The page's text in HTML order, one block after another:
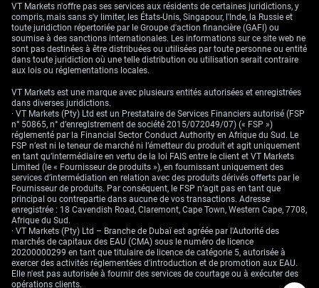
intervention. Dans ce contexte, des stratégies telles que les bull call
spreads peuvent s’avérer attrayantes, car elles réduisent le coût initial
des options tout en permettant de profiter d’une poursuite de la
progression, régulière et graduelle. Vendre des puts ou des calls non
couverts est extrêmement risqué dans cet environnement.
VT Markets n'offre pas ses services aux résidents de certaines juridictions, y
compris, mais sans s'y limiter, les États-Unis, Singapour, l'Inde, la Russie et
toute juridiction répertoriée par le Groupe d'action financière (GAFI) ou
soumise à des sanctions internationales. Les informations sur ce site web ne
sont pas destinées à être distribuées ou utilisées par toute personne ou entité
dans toute juridiction où une telle distribution ou utilisation serait contraire
aux lois ou réglementations locales.
VT Markets est une marque avec plusieurs entités autorisées et enregistrées
dans diverses juridictions.
· VT Markets (Pty) Ltd est un Prestataire de Services Financiers autorisé (FSP
n° 50865, n° d’enregistrement de société 2015/072049/07) (« FSP »)
réglementé par la Financial Sector Conduct Authority en Afrique du Sud. Le
FSP n’est ni le teneur de marché ni l’émetteur du produit et agit uniquement
en tant qu’intermédiaire en vertu de la loi FAIS entre le client et VT Markets
Limited (le « Fournisseur de produits »), en fournissant uniquement des
services d’intermédiation en relation avec des produits dérivés offerts par le
Fournisseur de produits. Par conséquent, le FSP n’agit pas en tant que
principal ou contrepartie dans aucune de vos transactions. Adresse
enregistrée : 18 Cavendish Road, Claremont, Cape Town, Western Cape, 7708,
Afrique du Sud.
· VT Markets (Pty) Ltd – Branche de Dubaï est agréée par l'Autorité des
marchés de capitaux des EAU (CMA) sous le numéro de licence
20200000299 en tant que titulaire de licence de catégorie 5, autorisée à
exercer des activités réglementées d'introduction et de promotion aux EAU.
Elle n'est pas autorisée à fournir des services de courtage ou à exécuter des
opérations clients.